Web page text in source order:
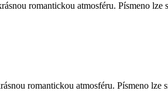
romantickou atmosféru. Písmeno lze
romantickou atmosféru. Písmeno lze